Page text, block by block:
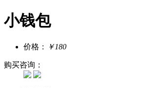
小钱包
价格： ￥180
购买咨询：